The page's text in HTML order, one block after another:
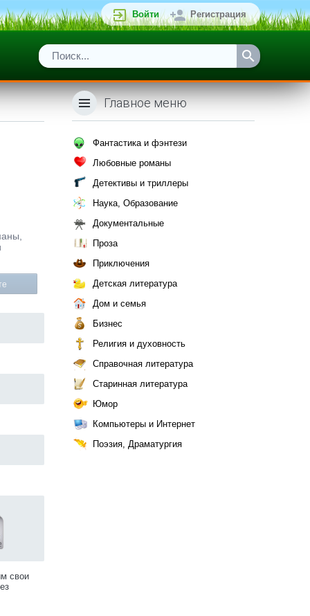
Войти Регистрация
свои
Главное меню
Фантастика и фэнтези
Любовные романы
Детективы и триллеры
Наука, Образование
Документальные
Проза
Приключения
Детская литература
Дом и семья
Бизнес
Религия и духовность
Справочная литература
Старинная литература
Юмор
Компьютеры и Интернет
Поэзия, Драматургия